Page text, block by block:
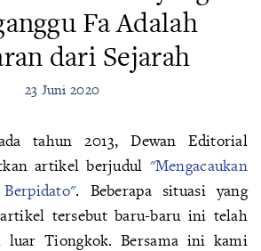
Fa Adalah
dari Sejarah
23 Juni 2020
tahun 2013, Dewan Editorial
artikel berjudul "Mengacaukan
. Beberapa situasi yang
tersebut baru-baru ini telah
luar Tiongkok. Bersama ini kami